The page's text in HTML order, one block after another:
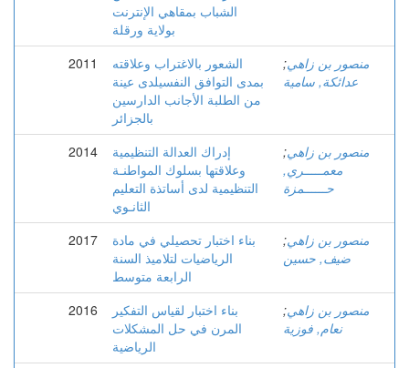
الشباب بمقاهي الإنترنت
بولاية ورقلة
2011
الشعور بالاغتراب وعلاقته
بمدى التوافق النفسيلدى عينة
من الطلبة الأجانب الدارسين
بالجزائر
منصور بن زاهي;
عدائكة, سامية
2014
إدراك العدالة التنظيمية
وعلاقتها بسلوك المواطنـة
التنظيمية لدى أساتذة التعليم
الثانـوي
منصور بن زاهي;
معمـــــري,
حــــــمزة
2017
بناء اختبار تحصيلي في مادة
الرياضيات لتلاميذ السنة
الرابعة متوسط
منصور بن زاهي;
ضيف, حسين
2016
بناء اختبار لقياس التفكير
المرن في حل المشكلات
الرياضية
منصور بن زاهي;
نعام, فوزية